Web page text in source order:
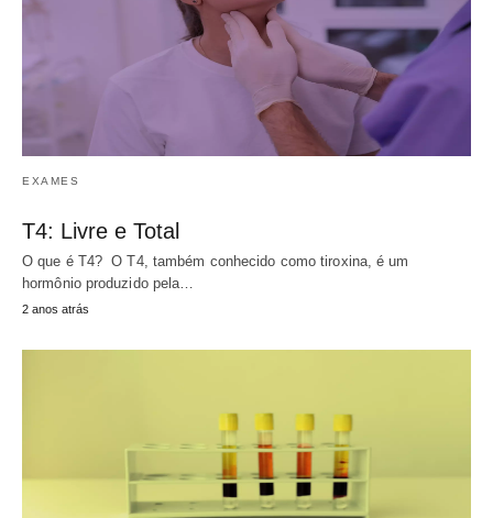
EXAMES
T4: Livre e Total
O que é T4? O T4, também conhecido como tiroxina, é um
hormônio produzido pela…
2 anos atrás